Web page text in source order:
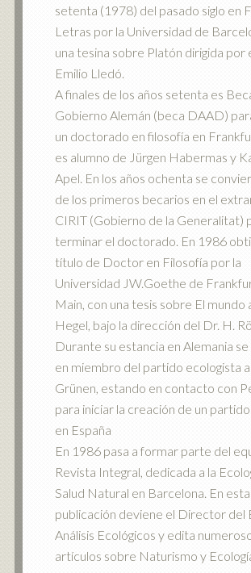
setenta (1978) del pasado siglo en
Letras por la Universidad de
una tesina sobre Platón dirigida por
Emilio Lledó.
A finales de los años setenta es
Gobierno Alemán (beca DAAD)
un doctorado en filosofía en
es alumno de Jürgen Habermas y
Apel. En los años ochenta se
de los primeros becarios en el
CIRIT (Gobierno de la Generalitat)
terminar el doctorado. En 1986
título de Doctor en Filosofía por la
Universidad JW.Goethe de
Main, con una tesis sobre El mundo
Hegel, bajo la dirección del Dr. H.
Durante su estancia en Alemania
en miembro del partido ecologista
Grünen, estando en contacto con
para iniciar la creación de un
en España
En 1986 pasa a formar parte del
Revista Integral, dedicada a la
Salud Natural en Barcelona. En esta
publicación deviene el Director del
Análisis Ecológicos y edita
artículos sobre Naturismo y